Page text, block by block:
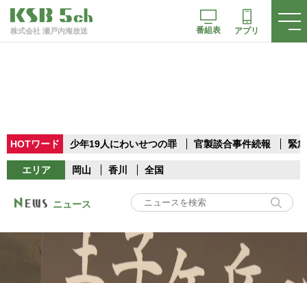
株式会社 瀬戸内海放送 番組表 アプリ
HOTワード 少年19人にわいせつの罪 官製談合事件続報 緊
エリア 岡山 香川 全国
ニュース